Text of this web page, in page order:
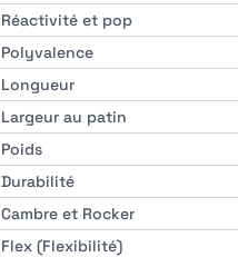
Réactivité et pop
Polyvalence
Longueur
Largeur au patin
Poids
Durabilité
Cambre et Rocker
Flex (Flexibilité)